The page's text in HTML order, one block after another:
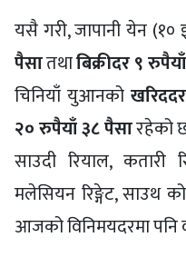
यसै गरी, जापानी येन (१०
पैसातथाबिक्रीदर ९
चिनियाँ युआनको
२० रुपैयाँ ३८ पैसारहेको
साउदी रियाल, कतारी
मलेसियन रिङ्गेट, साउथ
आजको विनिमयदरमा पनि